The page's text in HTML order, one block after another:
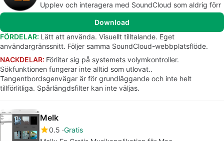
Upplev och interagera med SoundCloud som aldrig förr
Download
FÖRDELAR: Lätt att använda. Visuellt tilltalande. Eget
användargränssnitt. Följer samma SoundCloud-webbplatsflöde.
NACKDELAR: Förlitar sig på systemets volymkontroller.
Sökfunktionen fungerar inte alltid som utlovat..
Tangentbordsgenvägar är för grundläggande och inte helt
tillförlitliga. Spårlängdsfilter kan inte väljas.
Melk
0.5 Gratis